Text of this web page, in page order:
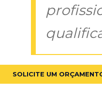
SOLICITE UM